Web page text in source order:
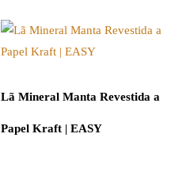
Lã Mineral Manta Revestida a
Papel Kraft | EASY